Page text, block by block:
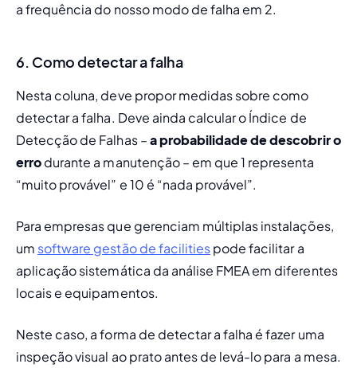
a frequência do nosso modo de falha em 2.
6. Como detectar a falha
Nesta coluna, deve propor medidas sobre como
detectar a falha. Deve ainda calcular o Índice de
Detecção de Falhas – a probabilidade de descobrir o
erro durante a manutenção – em que 1 representa
“muito provável” e 10 é “nada provável”.
Para empresas que gerenciam múltiplas instalações,
um software gestão de facilities pode facilitar a
aplicação sistemática da análise FMEA em diferentes
locais e equipamentos.
Neste caso, a forma de detectar a falha é fazer uma
inspeção visual ao prato antes de levá-lo para a mesa.